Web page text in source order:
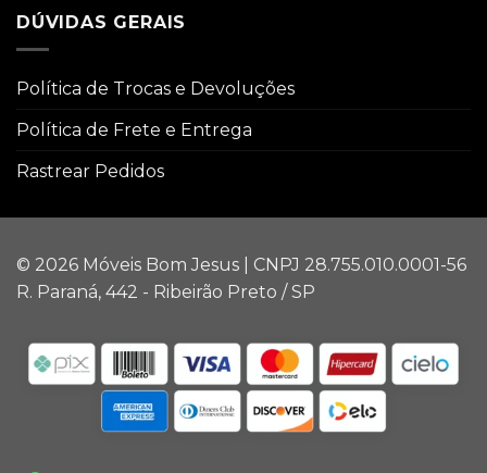
DÚVIDAS GERAIS
Política de Trocas e Devoluções
Política de Frete e Entrega
Rastrear Pedidos
© 2026 Móveis Bom Jesus | CNPJ 28.755.010.0001-56
R. Paraná, 442 - Ribeirão Preto / SP